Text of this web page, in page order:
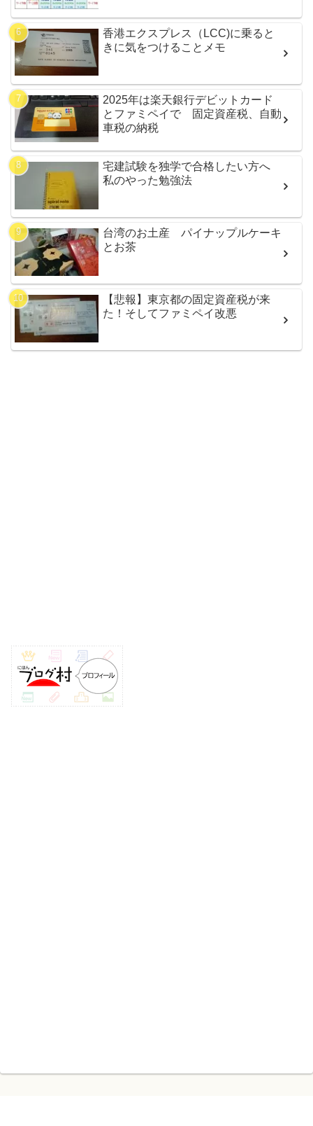
香港エクスプレス（LCC)に乗ると
きに気をつけることメモ
2025年は楽天銀行デビットカード
とファミペイで 固定資産税、自動
車税の納税
宅建試験を独学で合格したい方へ
私のやった勉強法
台湾のお土産 パイナップルケーキ
とお茶
【悲報】東京都の固定資産税が来
た！そしてファミペイ改悪